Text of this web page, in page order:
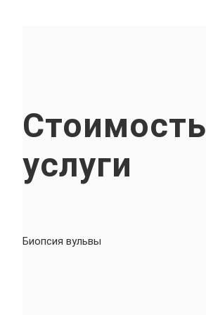
Стоимость
услуги
Биопсия вульвы